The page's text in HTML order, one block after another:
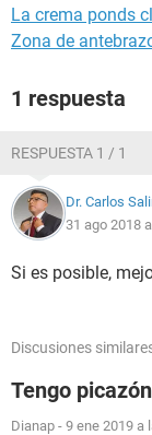
La crema ponds
Zona de
1 respuesta
RESPUESTA 1 / 1
Dr. Carlos
31 ago 2018
Si es posible,
Discusiones
Tengo
Dianap - 9 ene 2019 a